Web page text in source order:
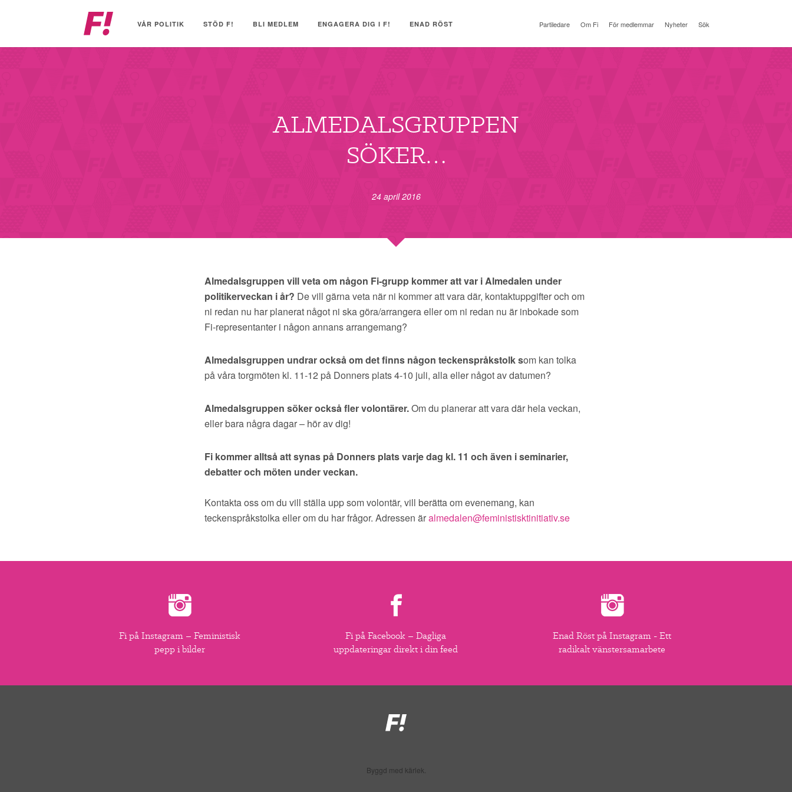
initiativ
VÅR POLITIK STÖD F! BLI MEDLEM ENGAGERA DIG I F! ENAD RÖST Partiledare Om Fi För medlemmar Nyheter Sök
ALMEDALSGRUPPEN
SÖKER…
24 april 2016
Almedalsgruppen vill veta om någon Fi-grupp kommer att var i Almedalen under
politikerveckan i år? De vill gärna veta när ni kommer att vara där, kontaktuppgifter och om
ni redan nu har planerat något ni ska göra/arrangera eller om ni redan nu är inbokade som
Fi-representanter i någon annans arrangemang?
Almedalsgruppen undrar också om det finns någon teckenspråkstolk som kan tolka
på våra torgmöten kl. 11-12 på Donners plats 4-10 juli, alla eller något av datumen?
Almedalsgruppen söker också fler volontärer.Om du planerar att vara där hela veckan,
eller bara några dagar – hör av dig!
Fi kommer alltså att synas på Donners plats varje dag kl. 11 och även i seminarier,
debatter och möten under veckan.
Kontakta oss om du vill ställa upp som volontär, vill berätta om evenemang, kan
teckenspråkstolka eller om du har frågor. Adressen äralmedalen@feministisktinitiativ.se
Fi på Instagram – Feministisk
pepp i bilder
Fi på Facebook – Dagliga
uppdateringar direkt i din feed
Enad Röst på Instagram - Ett
radikalt vänstersamarbete
Feministiskt
initiativ
Byggd med kärlek.